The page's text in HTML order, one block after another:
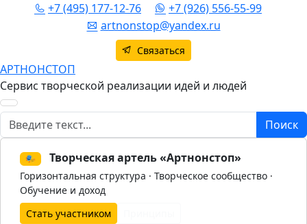
+7 (495) 177-12-76
+7 (926) 556-55-99
artnonstop@yandex.ru
Связаться
АРТНОНСТОП
Сервис творческой реализации идей и людей
Поиск Поиск
🎭 Творческая артель «Артнонстоп»
Горизонтальная структура · Творческое сообщество ·
Обучение и доход
Стать участником